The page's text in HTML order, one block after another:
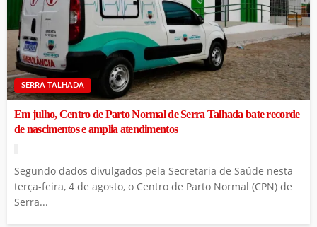
SERRA TALHADA
Em julho, Centro de Parto Normal de Serra Talhada bate recorde
de nascimentos e amplia atendimentos
Segundo dados divulgados pela Secretaria de Saúde nesta
terça-feira, 4 de agosto, o Centro de Parto Normal (CPN) de
Serra...